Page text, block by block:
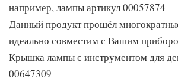
например, лампы артикул 00057874
Данный продукт прошёл
идеально совместим с Вашим
Крышка лампы с инструментом для
00647309